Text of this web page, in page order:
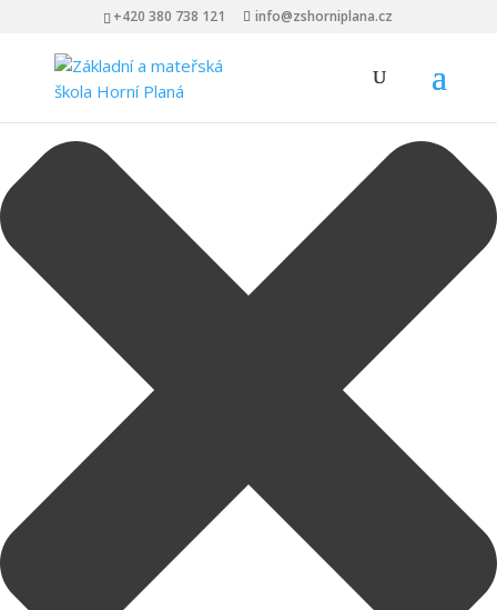
Spravovat Souhlas s cookies
+420 380 738 121 info@zshorniplana.cz